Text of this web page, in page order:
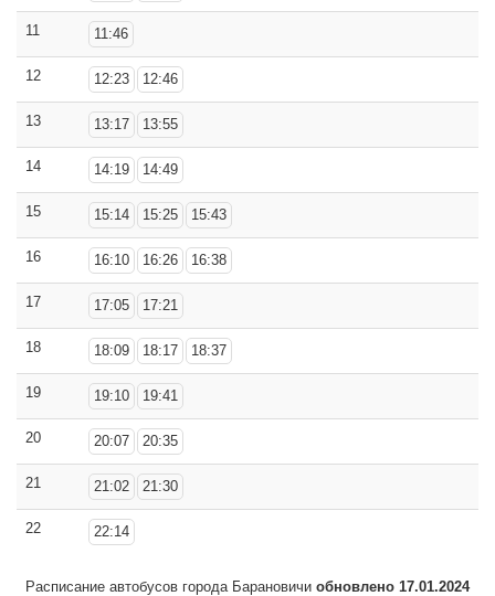
11 11:46
12 12:23 12:46
13 13:17 13:55
14 14:19 14:49
15 15:14 15:25 15:43
16 16:10 16:26 16:38
17 17:05 17:21
18 18:09 18:17 18:37
19 19:10 19:41
20 20:07 20:35
21 21:02 21:30
22 22:14
Расписание автобусов города Барановичи обновлено 17.01.2024